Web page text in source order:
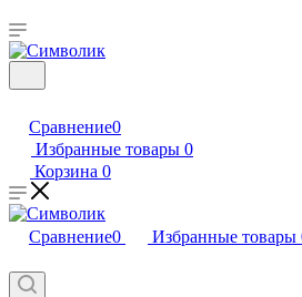
Сравнение0
Избранные товары 0
Корзина 0
Сравнение0 Избранные товары